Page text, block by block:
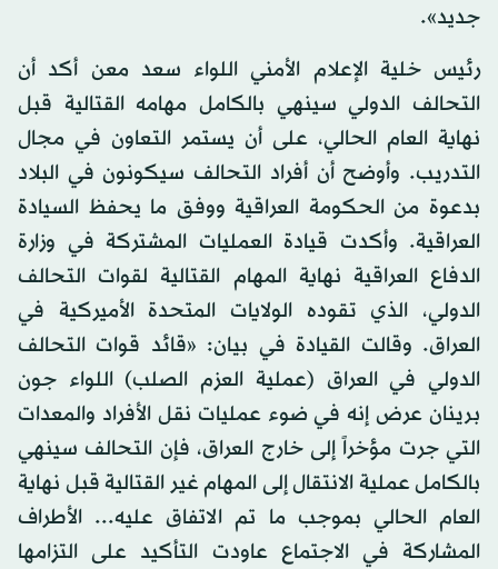
جديد».
رئيس خلية الإعلام الأمني اللواء سعد معن أكد أن
التحالف الدولي سينهي بالكامل مهامه القتالية قبل
نهاية العام الحالي، على أن يستمر التعاون في مجال
التدريب. وأوضح أن أفراد التحالف سيكونون في البلاد
بدعوة من الحكومة العراقية ووفق ما يحفظ السيادة
العراقية. وأكدت قيادة العمليات المشتركة في وزارة
الدفاع العراقية نهاية المهام القتالية لقوات التحالف
الدولي، الذي تقوده الولايات المتحدة الأميركية في
العراق. وقالت القيادة في بيان: «قائد قوات التحالف
الدولي في العراق (عملية العزم الصلب) اللواء جون
برينان عرض إنه في ضوء عمليات نقل الأفراد والمعدات
التي جرت مؤخراً إلى خارج العراق، فإن التحالف سينهي
بالكامل عملية الانتقال إلى المهام غير القتالية قبل نهاية
العام الحالي بموجب ما تم الاتفاق عليه... الأطراف
المشاركة في الاجتماع عاودت التأكيد على التزامها